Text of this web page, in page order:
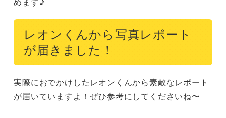
レオンくんから写真レポート
が届きました！
実際におでかけしたレオンくんから素敵なレポート
が届いていますよ！ぜひ参考にしてくださいね〜